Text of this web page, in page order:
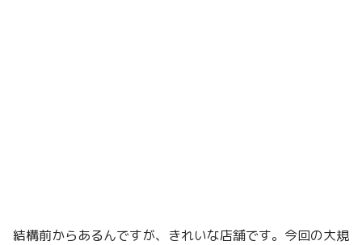
結構前からあるんですが、きれいな店舗です。今回の大規